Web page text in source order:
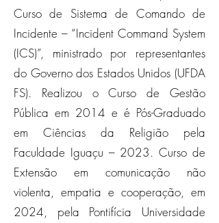
Curso de Sistema de Comando de
Incidente – “Incident Command System
(ICS)”, ministrado por representantes
do Governo dos Estados Unidos (UFDA
FS). Realizou o Curso de Gestão
Pública em 2014 e é Pós-Graduado
em Ciências da Religião pela
Faculdade Iguaçu – 2023. Curso de
Extensão em comunicação não
violenta, empatia e cooperação, em
2024, pela Pontifícia Universidade